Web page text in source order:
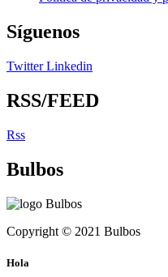
Síguenos
Twitter Linkedin
RSS/FEED
Rss
Bulbos
Copyright © 2021 Bulbos
Hola